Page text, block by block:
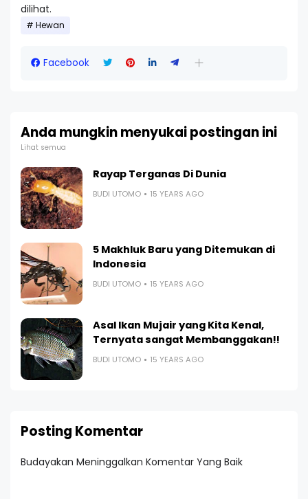
dilihat.
Hewan
Facebook
Anda mungkin menyukai postingan ini
Lihat semua
Rayap Terganas Di Dunia
BUDI UTOMO 15 YEARS AGO
5 Makhluk Baru yang Ditemukan di
Indonesia
BUDI UTOMO 15 YEARS AGO
Asal Ikan Mujair yang Kita Kenal,
Ternyata sangat Membanggakan!!
BUDI UTOMO 15 YEARS AGO
Posting Komentar
Budayakan Meninggalkan Komentar Yang Baik